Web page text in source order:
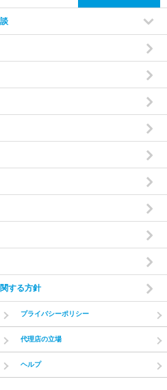
する方針
プライバシーポリシー
代理店の立場
ヘルプ